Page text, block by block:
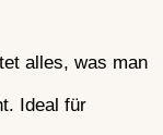
alles, was man
Ideal für